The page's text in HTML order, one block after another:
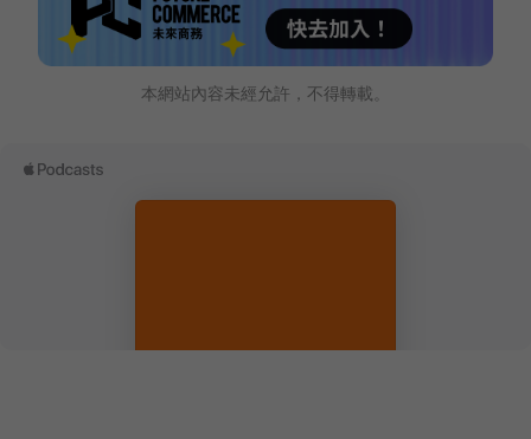
本網站內容未經允許，不得轉載。